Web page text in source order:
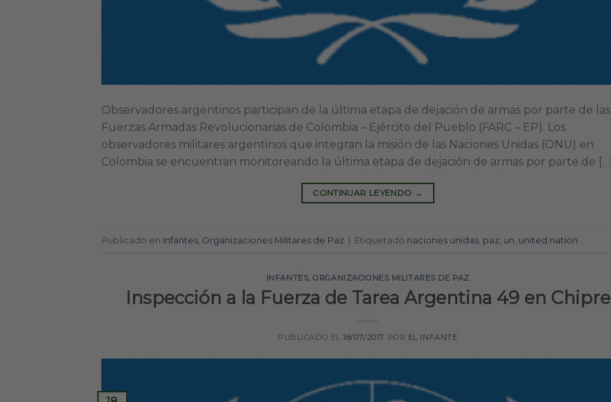
Observadores argentinos participan de la última etapa de dejación de armas por parte de las
Fuerzas Armadas Revolucionarias de Colombia – Ejército del Pueblo (FARC – EP). Los
observadores militares argentinos que integran la misión de las Naciones Unidas (ONU) en
Colombia se encuentran monitoreando la última etapa de dejación de armas por parte de […]
CONTINUAR LEYENDO →
Publicado en Infantes Organizaciones Militares de Paz | Etiquetado naciones unidas paz un united nation
INFANTES,ORGANIZACIONES MILITARES DE PAZ
Inspección a la Fuerza de Tarea Argentina 49 en Chipre
PUBLICADO EL18/07/2017 POR EL INFANTE